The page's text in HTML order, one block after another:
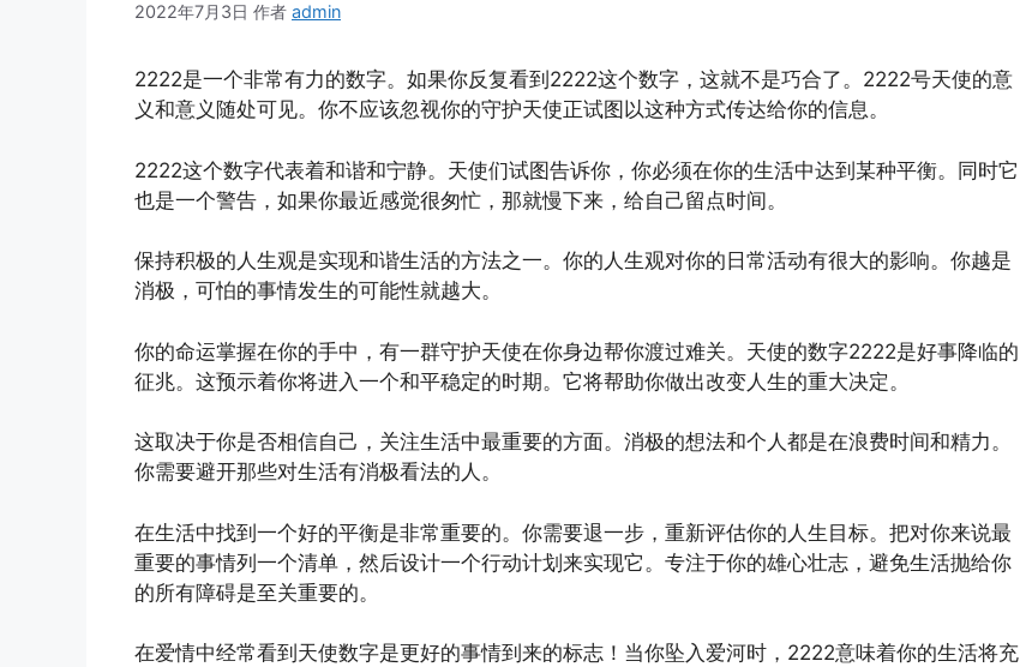
2022年7月3日 作者 admin
2222是一个非常有力的数字。如果你反复看到2222这个数字，这就不是巧合了。2222号天使的意
义和意义随处可见。你不应该忽视你的守护天使正试图以这种方式传达给你的信息。
2222这个数字代表着和谐和宁静。天使们试图告诉你，你必须在你的生活中达到某种平衡。同时它
也是一个警告，如果你最近感觉很匆忙，那就慢下来，给自己留点时间。
保持积极的人生观是实现和谐生活的方法之一。你的人生观对你的日常活动有很大的影响。你越是
消极，可怕的事情发生的可能性就越大。
你的命运掌握在你的手中，有一群守护天使在你身边帮你渡过难关。天使的数字2222是好事降临的
征兆。这预示着你将进入一个和平稳定的时期。它将帮助你做出改变人生的重大决定。
这取决于你是否相信自己，关注生活中最重要的方面。消极的想法和个人都是在浪费时间和精力。
你需要避开那些对生活有消极看法的人。
在生活中找到一个好的平衡是非常重要的。你需要退一步，重新评估你的人生目标。把对你来说最
重要的事情列一个清单，然后设计一个行动计划来实现它。专注于你的雄心壮志，避免生活抛给你
的所有障碍是至关重要的。
在爱情中经常看到天使数字是更好的事情到来的标志！当你坠入爱河时，2222意味着你的生活将充